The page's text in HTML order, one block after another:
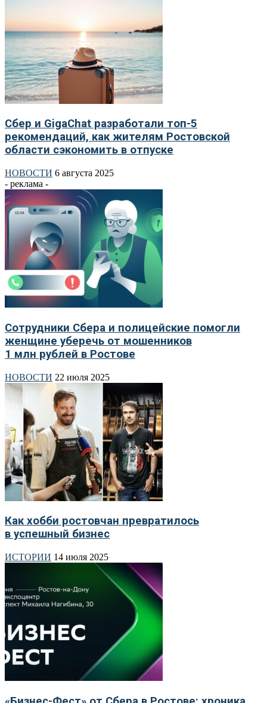
Сбер и GigaChat разработали топ-5
рекомендаций, как жителям Ростовской
области сэкономить в отпуске
НОВОСТИ 6 августа 2025
- реклама -
Сотрудники Сбера и полицейские помогли
женщине уберечь от мошенников
1 млн рублей в Ростове
НОВОСТИ 22 июля 2025
Как хобби ростовчан превратилось
в успешный бизнес
ИСТОРИИ 14 июля 2025